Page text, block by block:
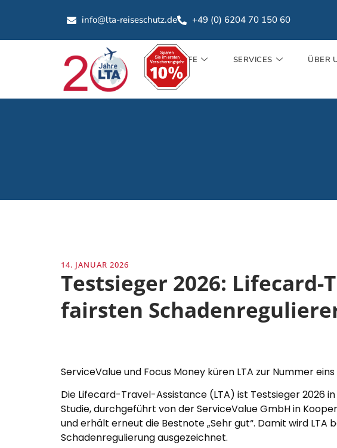
info@lta-reiseschutz.de +49 (0) 6204 70 150 60
TARIFE SERVICES ÜBER
14. JANUAR 2026
Testsieger 2026:
fairsten
ServiceValue und Focus Money küren LTA zur Nummer
Die Lifecard-Travel-Assistance (LTA) ist Testsieger 2026
Studie, durchgeführt von der ServiceValue GmbH in
und erhält erneut die Bestnote „Sehr gut“. Damit wird
Schadenregulierung ausgezeichnet.